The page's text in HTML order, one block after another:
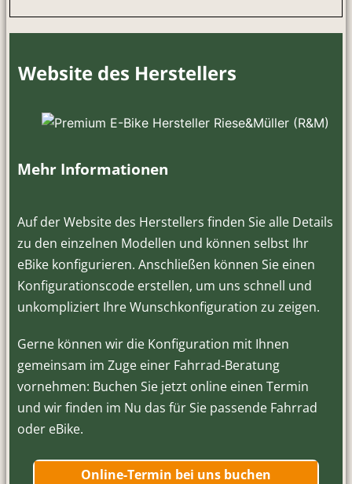
Website des Herstellers
Mehr Informationen
Auf der Website des Herstellers finden Sie alle Details
zu den einzelnen Modellen und können selbst Ihr
eBike konfigurieren. Anschließen können Sie einen
Konfigurationscode erstellen, um uns schnell und
unkompliziert Ihre Wunschkonfiguration zu zeigen.
Gerne können wir die Konfiguration mit Ihnen
gemeinsam im Zuge einer Fahrrad-Beratung
vornehmen: Buchen Sie jetzt online einen Termin
und wir finden im Nu das für Sie passende Fahrrad
oder eBike.
Online-Termin bei uns buchen